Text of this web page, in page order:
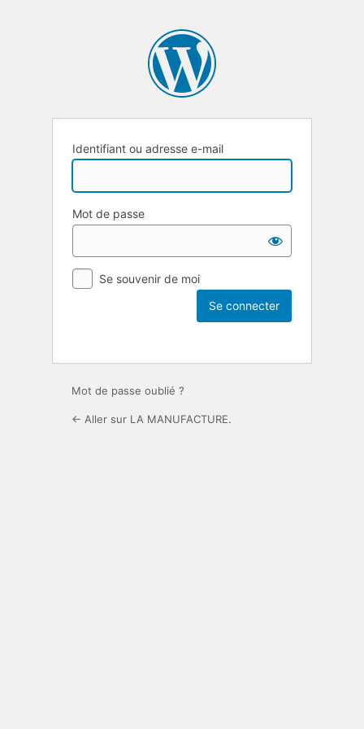
Identifiant ou adresse e-mail
Mot de passe
Se souvenir de moi
Mot de passe oublié ?
← Aller sur LA MANUFACTURE.